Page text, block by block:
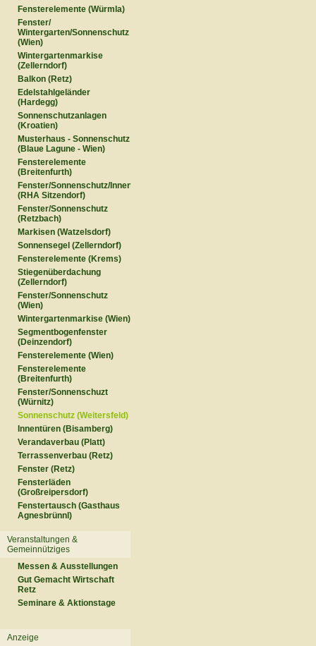
Fensterelemente (Würmla)
Fenster/
Wintergarten/Sonnenschutz
(Wien)
Wintergartenmarkise
(Zellerndorf)
Balkon (Retz)
Edelstahlgeländer
(Hardegg)
Sonnenschutzanlagen
(Kroatien)
Musterhaus - Sonnenschutz
(Blaue Lagune - Wien)
Fensterelemente
(Breitenfurth)
Fenster/Sonnenschutz/Innentüren
(RHA Sitzendorf)
Fenster/Sonnenschutz
(Retzbach)
Markisen (Watzelsdorf)
Sonnensegel (Zellerndorf)
Fensterelemente (Krems)
Stiegenüberdachung
(Zellerndorf)
Fenster/Sonnenschutz
(Wien)
Wintergartenmarkise (Wien)
Segmentbogenfenster
(Deinzendorf)
Fensterelemente (Wien)
Fensterelemente
(Breitenfurth)
Fenster/Sonnenschuzt
(Würnitz)
Sonnenschutz (Weitersfeld)
Innentüren (Bisamberg)
Verandaverbau (Platt)
Terrassenverbau (Retz)
Fenster (Retz)
Fensterläden
(Großreipersdorf)
Fenstertausch (Gasthaus
Agnesbrünnl)
Veranstaltungen &
Gemeinnütziges
Messen & Ausstellungen
Gut Gemacht Wirtschaft
Retz
Seminare & Aktionstage
Anzeige